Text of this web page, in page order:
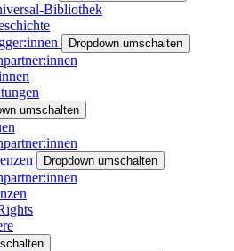
Bibliothek
Dropdown umschalten
umschalten
Dropdown umschalten